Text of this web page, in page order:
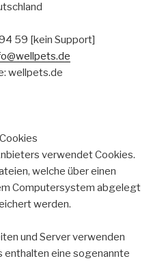
59 [kein Support]
wellpets.de
verwendet Cookies.
welche über einen
Computersystem abgelegt
werden.
und Server verwenden
enthalten eine sogenannte